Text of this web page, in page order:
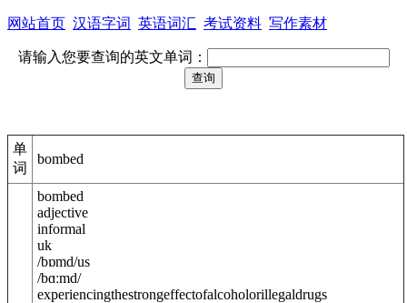
网站首页 汉语字词 英语词汇 考试资料 写作素材
请输入您要查询的英文单词：
单
词
bombed
bombed
adjective
informal
uk
/bɒmd/us
/bɑːmd/
experiencingthestrongeffectofalcoholorillegaldrugs